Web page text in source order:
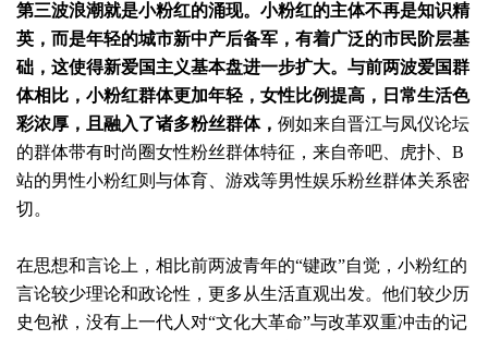
第三波浪潮就是小粉红的涌现。小粉红的主体不再是知识精
英，而是年轻的城市新中产后备军，有着广泛的市民阶层基
础，这使得新爱国主义基本盘进一步扩大。与前两波爱国群
体相比，小粉红群体更加年轻，女性比例提高，日常生活色
彩浓厚，且融入了诸多粉丝群体， 例如来自晋江与凤仪论坛
的群体带有时尚圈女性粉丝群体特征，来自帝吧、虎扑、B
站的男性小粉红则与体育、游戏等男性娱乐粉丝群体关系密
切。
在思想和言论上，相比前两波青年的“键政”自觉，小粉红的
言论较少理论和政论性，更多从生活直观出发。他们较少历
史包袱，没有上一代人对“文化大革命”与改革双重冲击的记